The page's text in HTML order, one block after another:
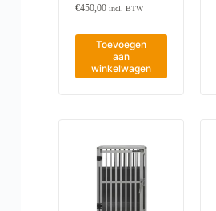
€450,00 incl. BTW
Toevoegen
aan
winkelwagen